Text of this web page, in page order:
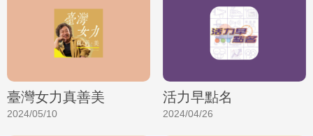
臺灣女力真善美
2024/05/10
活力早點名
2024/04/26